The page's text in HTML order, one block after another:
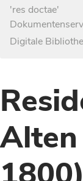
'res doctae'
Digitale